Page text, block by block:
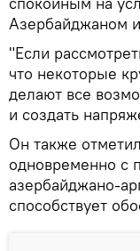
Азербайджаном
"Если
что некоторые
делают все
и создать
Он также
одновременно с
азербайджано-
способствует